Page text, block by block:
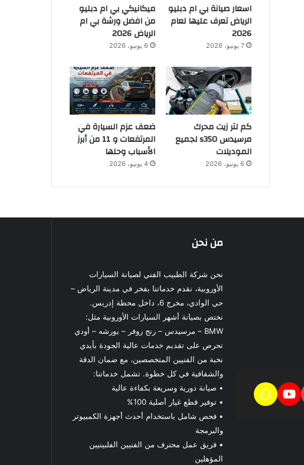
اسعار صيانة بي ام دبليو
الرياض تعرف عليها لعام
2026
7 يونيو، 2026
ميكانيكي بي ام دبليو
من افضل ورشة بي ام
الرياض 2026
6 يونيو، 2026
كم لتر زيت محرك
مرسيدس s350 لجميع
الموديلات
6 يونيو، 2026
ضعف عزم السيارة في
المرتفعات و 11 من أبرز
الأسباب وحلها
4 يونيو، 2026
من نحن
نحن شركة الطبيب الفني لصيانة السيارات
الأوروبية، نقدم خدماتنا بفخر في مدينة الرياض –
حي الوادي، مخرج 6، داخل محطة إدريس.
نختص بصيانة أشهر السيارات الأوروبية مثل:
BMW – مرسيدس – رنج روفر – بورشه – أودي
نحرص على تقديم خدمات عالية الجودة بأيدي
نخبة من الفنيين المتخصصين، مع ضمان الدقة
والشفافية في كل خطوة. تشمل خدماتنا:
• صيانة دورية وسريعة بكفاءة عالية
• توفير قطع غيار أصلية 100%
• فحص شامل باستخدام أحدث أجهزة الكمبيوتر
والبرمجة
• فريق عمل محترف من الفنيين الفلبينيين
المؤهلين